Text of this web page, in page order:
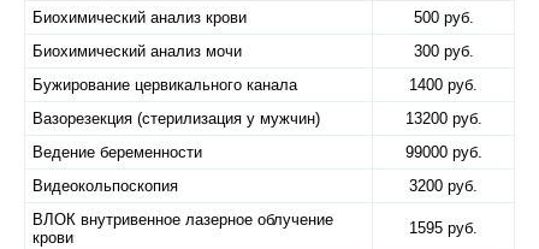
Биохимический анализ крови
500 руб.
Биохимический анализ мочи
300 руб.
Бужирование цервикального канала
1400 руб.
Вазорезекция (стерилизация у мужчин)
13200 руб.
Ведение беременности
99000 руб.
Видеокольпоскопия
3200 руб.
ВЛОК внутривенное лазерное облучение
крови
1595 руб.